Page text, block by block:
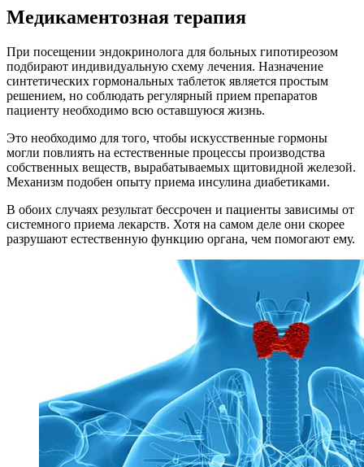
Медикаментозная терапия
При посещении эндокринолога для больных гипотиреозом
подбирают индивидуальную схему лечения. Назначение
синтетических гормональных таблеток является простым
решением, но соблюдать регулярный прием препаратов
пациенту необходимо всю оставшуюся жизнь.
Это необходимо для того, чтобы искусственные гормоны
могли повлиять на естественные процессы производства
собственных веществ, вырабатываемых щитовидной железой.
Механизм подобен опыту приема инсулина диабетиками.
В обоих случаях результат бессрочен и пациенты зависимы от
системного приема лекарств. Хотя на самом деле они скорее
разрушают естественную функцию органа, чем помогают ему.